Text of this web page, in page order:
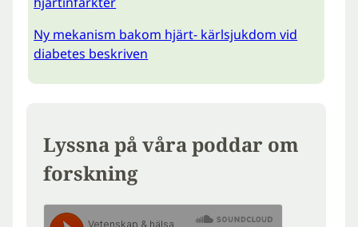
Ny mekanism bakom hjärt- kärlsjukdom vid
diabetes beskriven
Lyssna på våra poddar om
forskning